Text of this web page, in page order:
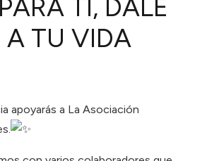
TI, DALE
A TU VIDA
apoyarás a La Asociación